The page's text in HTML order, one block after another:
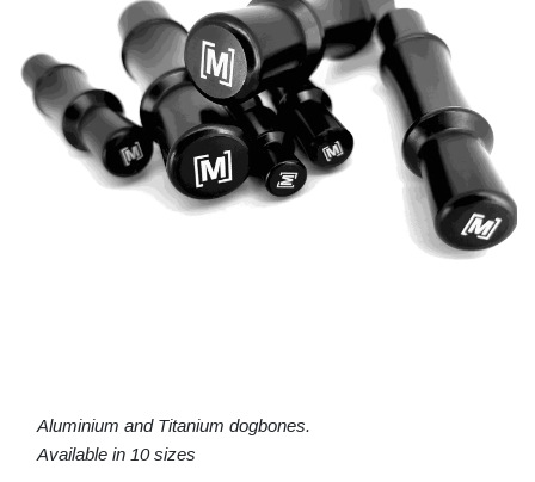
Aluminium and Titanium dogbones.
Available in 10 sizes